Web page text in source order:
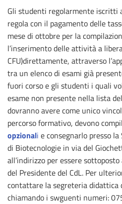
Gli studenti regolarmente iscritti
regola con il pagamento delle
mese di ottobre per la
l’inserimento delle attività a
CFU)direttamente, attraverso
tra un elenco di esami già
fuori corso e gli studenti i quali
esame non presente nella lista
dovranno avere come unico
percorso formativo, devono
opzionali e consegnarlo presso
di Biotecnologie in via del
all’indirizzo per essere
del Presidente del CdL. Per
contattare la segreteria didattica
chiamando i swguenti numeri: